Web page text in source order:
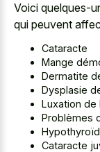
Voici quelques-
qui peuvent
Cataracte
Mange
Dermatite
Dysplasie
Luxation de
Problèmes
Cataracte